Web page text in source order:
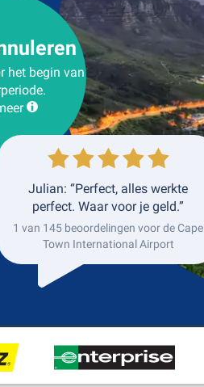
Inleveren
het begin van
Julian: “Perfect, alles werkte
perfect. Waar voor je geld.”
1 van 145 beoordelingen voor de Cape
Town International Airport